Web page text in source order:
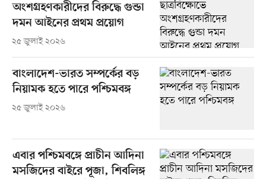
অংশগ্রহণকারীদের বিরুদ্ধে গুন্ডা
দমন আইনের প্রথম প্রয়োগ
২৫ জুলাই ২০২৬
বাংলাদেশ-ভারত সম্পর্কের বড়
নিয়ামক হতে পারে পশ্চিমবঙ্গ
২৫ জুলাই ২০২৬
এবার পশ্চিমবঙ্গে প্রাচীন আদিনা
মসজিদের বাইরে পূজা, শিবলিঙ্গ